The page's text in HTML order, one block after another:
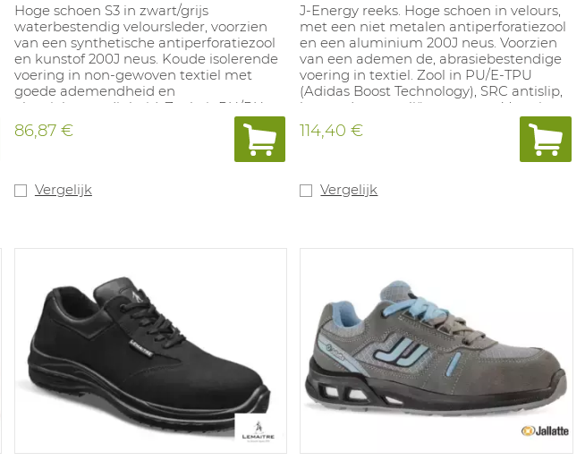
Hoge schoen S3 in zwart/grijs
waterbestendig veloursleder, voorzien
van een synthetische antiperforatiezool
en kunstof 200J neus. Koude isolerende
voering in non-gewoven textiel met
goede ademendheid en
abrasiebestendigheid. Zool uit PU/PU,
met sterke antislip, schokabsorptie en
oplopende zool. Anatomische inlegzool
uit PU mousse, bestand tegen abrasie.
86,87 €
Vergelijk
J-Energy reeks. Hoge schoen in velours,
met een niet metalen antiperforatiezool
en een aluminium 200J neus. Voorzien
van een ademen de, abrasiebestendige
voering in textiel. Zool in PU/E-TPU
(Adidas Boost Technology), SRC antislip,
bestand tegen oliën en zuren. Voorzien
van reflecterende items voor een
verbeterde zichtbaarheid tijdens de
Uitneembare inlegzool in polyurethaan
114,40 €
Vergelijk